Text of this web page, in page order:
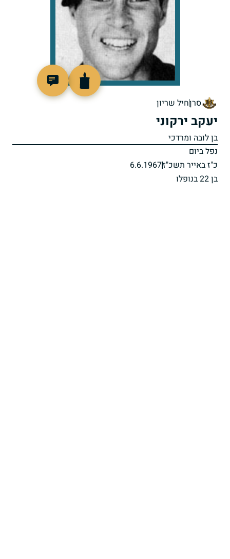
סרןחיל שריון
יעקב ירקוני
בן לובה ומרדכי
נפל ביום
כ"ז באייר תשכ"ז6.6.1967
בן 22 בנופלו